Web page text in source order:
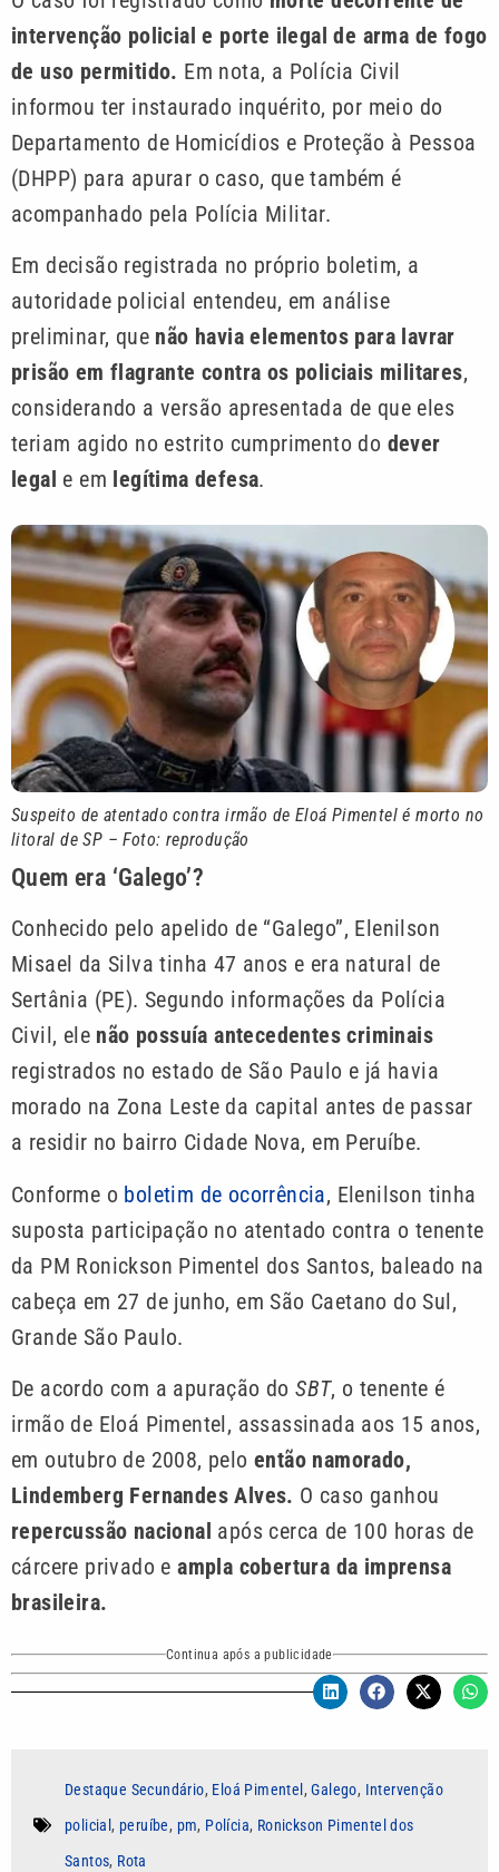
intervenção policial e porte ilegal de arma de fogo
de uso permitido. Em nota, a Polícia Civil
informou ter instaurado inquérito, por meio do
Departamento de Homicídios e Proteção à Pessoa
(DHPP) para apurar o caso, que também é
acompanhado pela Polícia Militar.
Em decisão registrada no próprio boletim, a
autoridade policial entendeu, em análise
preliminar, que não havia elementos para lavrar
prisão em flagrante contra os policiais militares,
considerando a versão apresentada de que eles
teriam agido no estrito cumprimento do dever
legal e em legítima defesa.
Suspeito de atentado contra irmão de Eloá Pimentel é morto no
litoral de SP – Foto: reprodução
Quem era ‘Galego’?
Conhecido pelo apelido de “Galego”, Elenilson
Misael da Silva tinha 47 anos e era natural de
Sertânia (PE). Segundo informações da Polícia
Civil, ele não possuía antecedentes criminais
registrados no estado de São Paulo e já havia
morado na Zona Leste da capital antes de passar
a residir no bairro Cidade Nova, em Peruíbe.
Conforme o boletim de ocorrência, Elenilson tinha
suposta participação no atentado contra o tenente
da PM Ronickson Pimentel dos Santos, baleado na
cabeça em 27 de junho, em São Caetano do Sul,
Grande São Paulo.
De acordo com a apuração doSBT, o tenente é
irmão de Eloá Pimentel, assassinada aos 15 anos,
em outubro de 2008, pelo então namorado,
Lindemberg Fernandes Alves. O caso ganhou
repercussão nacional após cerca de 100 horas de
cárcere privado e ampla cobertura da imprensa
brasileira.
Continua após a publicidade
Destaque Secundário, Eloá Pimentel ,Galego, Intervenção
policial, peruíbe, pm, Polícia, Ronickson Pimentel dos
Santos, Rota